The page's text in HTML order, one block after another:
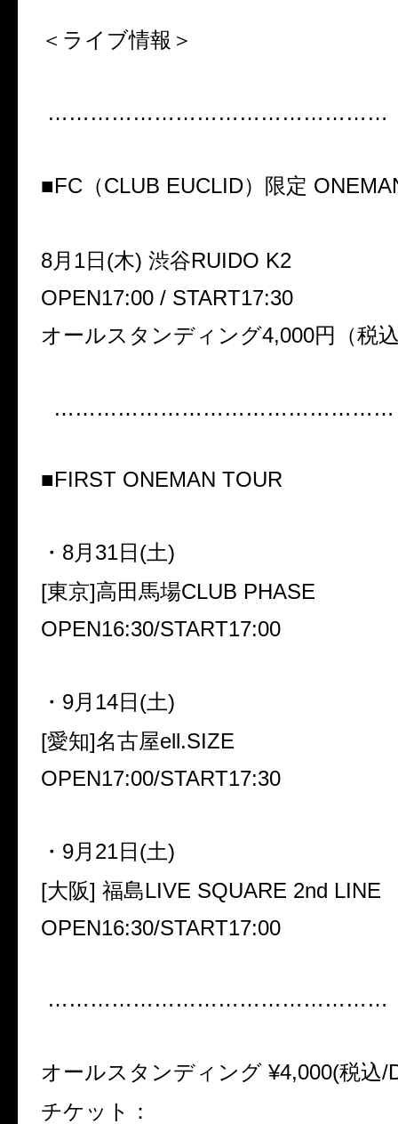
＜ライブ情報＞
…………………………………………
■FC（CLUB EUCLID）限定
8月1日(木) 渋谷RUIDO K2
OPEN17:00 / START17:30
オールスタンディング4,000円（税
…………………………………………
■FIRST ONEMAN TOUR
・8月31日(土)
[東京]高田馬場CLUB PHASE
OPEN16:30/START17:00
・9月14日(土)
[愛知]名古屋ell.SIZE
OPEN17:00/START17:30
・9月21日(土)
[大阪] 福島LIVE SQUARE 2nd LINE
OPEN16:30/START17:00
…………………………………………
オールスタンディング ¥4,000(税込/
チケット：